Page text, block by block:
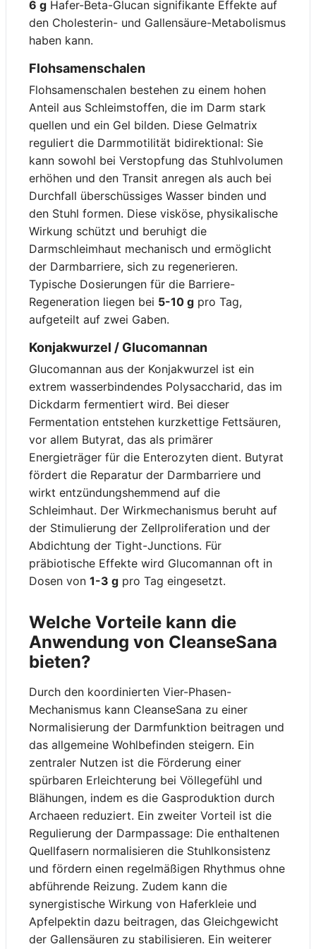
6 g Hafer-Beta-Glucan signifikante Effekte auf
den Cholesterin- und Gallensäure-Metabolismus
haben kann.
Flohsamenschalen
Flohsamenschalen bestehen zu einem hohen
Anteil aus Schleimstoffen, die im Darm stark
quellen und ein Gel bilden. Diese Gelmatrix
reguliert die Darmmotilität bidirektional: Sie
kann sowohl bei Verstopfung das Stuhlvolumen
erhöhen und den Transit anregen als auch bei
Durchfall überschüssiges Wasser binden und
den Stuhl formen. Diese visköse, physikalische
Wirkung schützt und beruhigt die
Darmschleimhaut mechanisch und ermöglicht
der Darmbarriere, sich zu regenerieren.
Typische Dosierungen für die Barriere-
Regeneration liegen bei 5-10 g pro Tag,
aufgeteilt auf zwei Gaben.
Konjakwurzel / Glucomannan
Glucomannan aus der Konjakwurzel ist ein
extrem wasserbindendes Polysaccharid, das im
Dickdarm fermentiert wird. Bei dieser
Fermentation entstehen kurzkettige Fettsäuren,
vor allem Butyrat, das als primärer
Energieträger für die Enterozyten dient. Butyrat
fördert die Reparatur der Darmbarriere und
wirkt entzündungshemmend auf die
Schleimhaut. Der Wirkmechanismus beruht auf
der Stimulierung der Zellproliferation und der
Abdichtung der Tight-Junctions. Für
präbiotische Effekte wird Glucomannan oft in
Dosen von 1-3 g pro Tag eingesetzt.
Welche Vorteile kann die
Anwendung von CleanseSana
bieten?
Durch den koordinierten Vier-Phasen-
Mechanismus kann CleanseSana zu einer
Normalisierung der Darmfunktion beitragen und
das allgemeine Wohlbefinden steigern. Ein
zentraler Nutzen ist die Förderung einer
spürbaren Erleichterung bei Völlegefühl und
Blähungen, indem es die Gasproduktion durch
Archaeen reduziert. Ein zweiter Vorteil ist die
Regulierung der Darmpassage: Die enthaltenen
Quellfasern normalisieren die Stuhlkonsistenz
und fördern einen regelmäßigen Rhythmus ohne
abführende Reizung. Zudem kann die
synergistische Wirkung von Haferkleie und
Apfelpektin dazu beitragen, das Gleichgewicht
der Gallensäuren zu stabilisieren. Ein weiterer